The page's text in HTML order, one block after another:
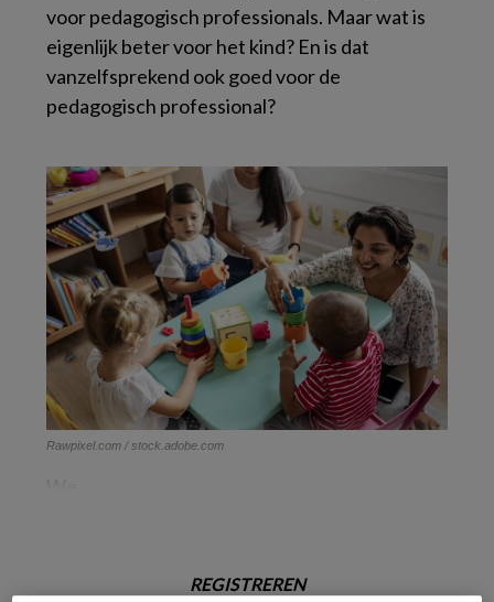
voor pedagogisch professionals. Maar wat is
eigenlijk beter voor het kind? En is dat
vanzelfsprekend ook goed voor de
pedagogisch professional?
Rawpixel.com / stock.adobe.com
REGISTREREN